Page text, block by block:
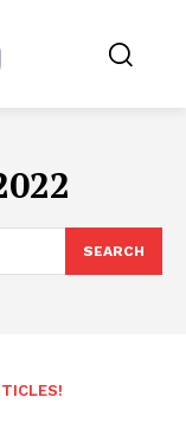
SEARCH